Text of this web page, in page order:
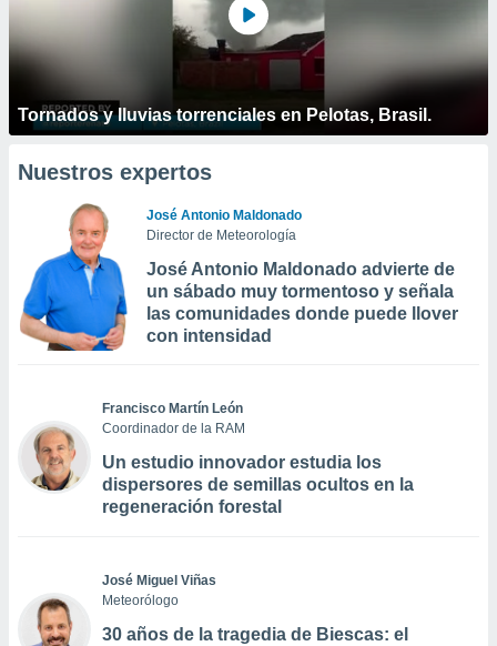
Tornados y lluvias torrenciales en Pelotas, Brasil.
Nuestros expertos
José Antonio Maldonado
Director de Meteorología
José Antonio Maldonado advierte de
un sábado muy tormentoso y señala
las comunidades donde puede llover
con intensidad
Francisco Martín León
Coordinador de la RAM
Un estudio innovador estudia los
dispersores de semillas ocultos en la
regeneración forestal
José Miguel Viñas
Meteorólogo
30 años de la tragedia de Biescas: el